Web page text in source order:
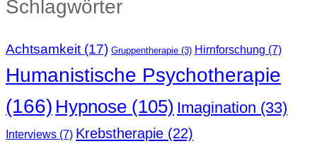
Schlagwörter
Achtsamkeit (17) Gruppentherapie (3) Hirnforschung (7)
Humanistische Psychotherapie
(166) Hypnose (105) Imagination (33)
Interviews (7) Krebstherapie (22)